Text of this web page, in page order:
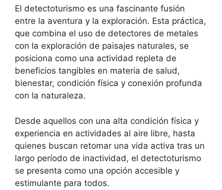
X
(Twitter)
Facebook
LinkedIn
EmailWhatsApp
El detectoturismo es una fascinante fusión
entre la aventura y la exploración. Esta práctica,
que combina el uso de detectores de metales
con la exploración de paisajes naturales, se
posiciona como una actividad repleta de
beneficios tangibles en materia de salud,
bienestar, condición física y conexión profunda
con la naturaleza.
Desde aquellos con una alta condición física y
experiencia en actividades al aire libre, hasta
quienes buscan retomar una vida activa tras un
largo período de inactividad, el detectoturismo
se presenta como una opción accesible y
estimulante para todos.